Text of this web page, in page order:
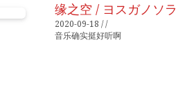
缘之空 / ヨスガノソラ
2020-09-18 / /
音乐确实挺好听啊